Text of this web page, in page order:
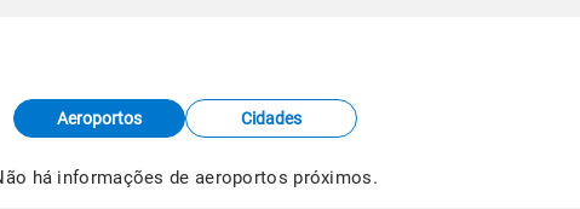
Climáticos (CPTEC).
Aeroportos Cidades
há informações de aeroportos próximos.